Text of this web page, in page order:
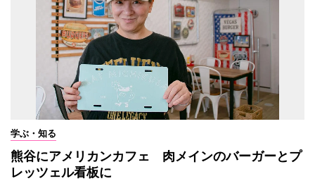
学ぶ・知る
熊谷にアメリカンカフェ 肉メインのバーガーとプ
レッツェル看板に